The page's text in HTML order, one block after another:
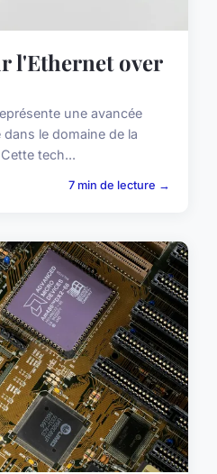
l'Ethernet over
une avancée
le domaine de la
tech...
7 min de lecture →